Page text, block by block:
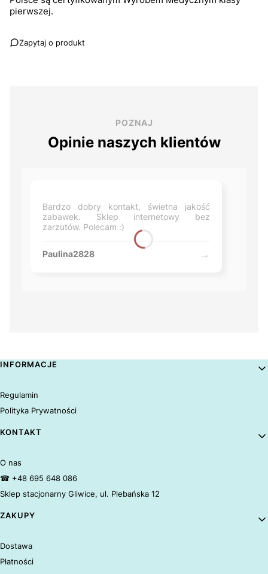
pierwszej.
Zapytaj o produkt
POZNAJ
Opinie naszych klientów
Bardzo dobry kontakt, świetna jakość
zabawek. Sklep internetowy bez
zarzutów. Polecam :)
Paulina2828
Linki w stopce
INFORMACJE
Regulamin
Polityka Prywatności
KONTAKT
O nas
☎ +48 695 648 086
Sklep stacjonarny Gliwice, ul. Plebańska 12
ZAKUPY
Dostawa
Płatności